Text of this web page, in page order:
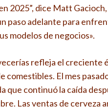
2025”, dice Matt Gacioch,
paso adelante para
modelos de negocios».
refleja el creciente
comestibles. El mes
que continuó la caída
Las ventas de cerveza